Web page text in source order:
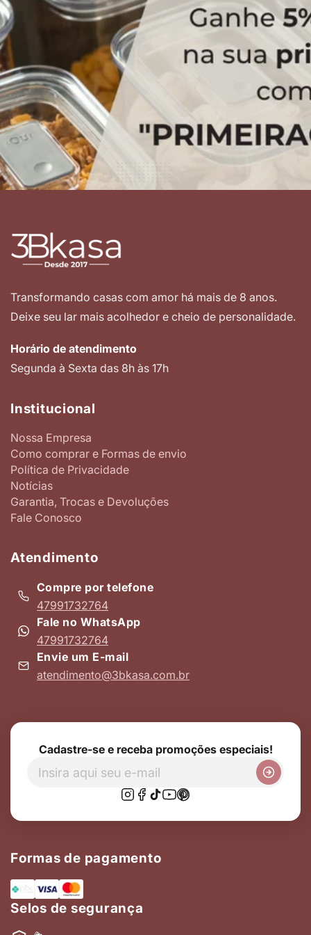
Transformando casas com amor há mais de 8 anos.
Deixe seu lar mais acolhedor e cheio de personalidade.
Horário de atendimento
Segunda à Sexta das 8h às 17h
Institucional
Nossa Empresa
Como comprar e Formas de envio
Política de Privacidade
Notícias
Garantia, Trocas e Devoluções
Fale Conosco
Atendimento
Compre por telefone
47991732764
Fale no WhatsApp
47991732764
Envie um E-mail
atendimento@3bkasa.com.br
Cadastre-se e receba promoções especiais!
Formas de pagamento
Selos de segurança